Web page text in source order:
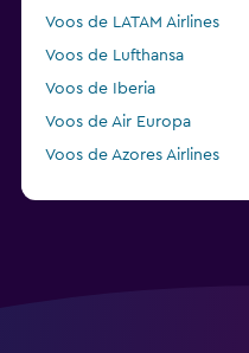
Voos de LATAM Airlines
Voos de Lufthansa
Voos de Iberia
Voos de Air Europa
Voos de Azores Airlines